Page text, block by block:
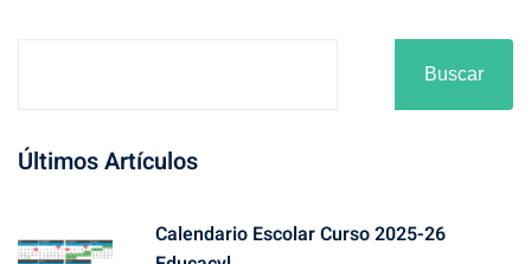
Buscar
Últimos Artículos
Calendario Escolar Curso 2025-26